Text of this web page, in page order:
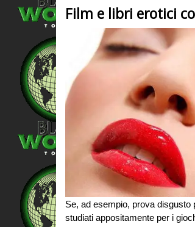
Film e libri erotici
Se, ad esempio, prova
studiati appositamente per i